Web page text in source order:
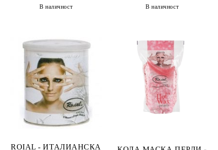
В наличност В наличност
ROIAL - ИТАЛИАНСКА